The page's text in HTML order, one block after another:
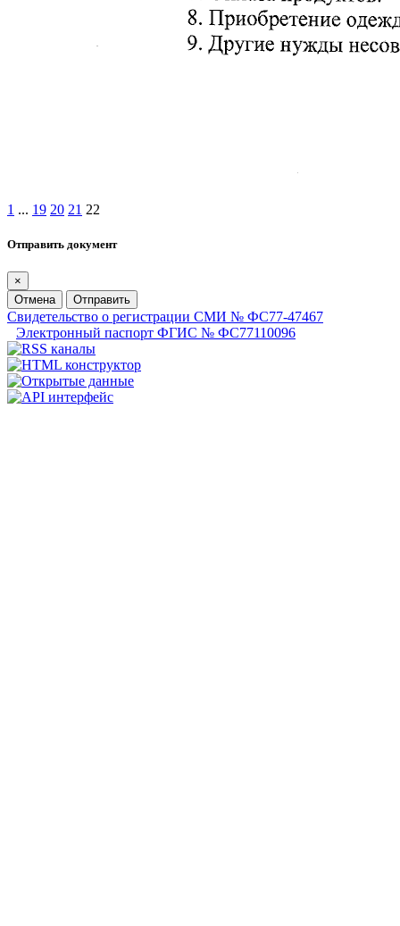
1 ... 19 20 21 22
Отправить документ
×
Отмена
Отправить
Свидетельство о регистрации СМИ № ФС77-47467
Электронный паспорт ФГИС № ФС77110096